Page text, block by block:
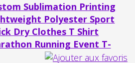
Sublimation Printing
Polyester Sport
Dry Clothes T Shirt
Running Event T-